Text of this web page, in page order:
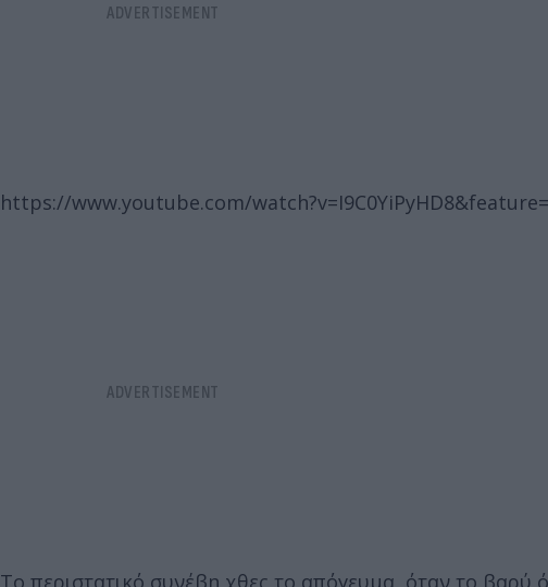
https://www.youtube.com/
Το περιστατικό συνέβη χθες το απόγευμα, όταν το βαρύ